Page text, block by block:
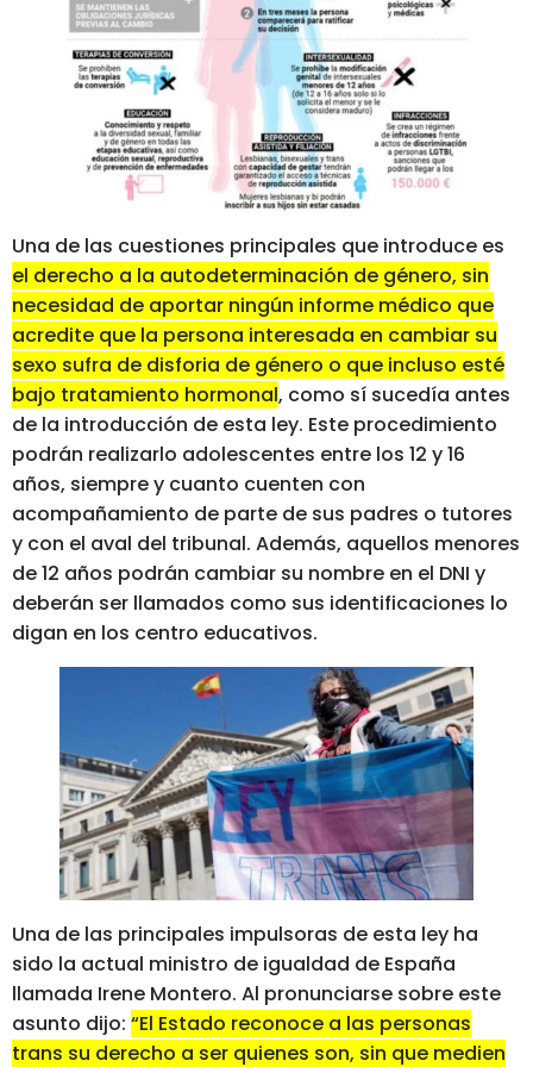
Una de las cuestiones principales que introduce es
el derecho a la autodeterminación de género, sin
necesidad de aportar ningún informe médico que
acredite que la persona interesada en cambiar su
sexo sufra de disforia de género o que incluso esté
bajo tratamiento hormonal, como sí sucedía antes
de la introducción de esta ley. Este procedimiento
podrán realizarlo adolescentes entre los 12 y 16
años, siempre y cuanto cuenten con
acompañamiento de parte de sus padres o tutores
y con el aval del tribunal. Además, aquellos menores
de 12 años podrán cambiar su nombre en el DNI y
deberán ser llamados como sus identificaciones lo
digan en los centro educativos.
Una de las principales impulsoras de esta ley ha
sido la actual ministro de igualdad de España
llamada Irene Montero. Al pronunciarse sobre este
asunto dijo: “El Estado reconoce a las personas
trans su derecho a ser quienes son, sin que medien